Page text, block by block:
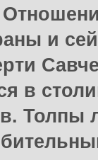
и
в
Толпы